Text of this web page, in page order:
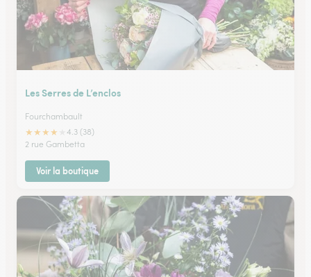
Les Serres de L’enclos
Fourchambault
★★★★
4.3 (38)
2 rue Gambetta
Voir la boutique